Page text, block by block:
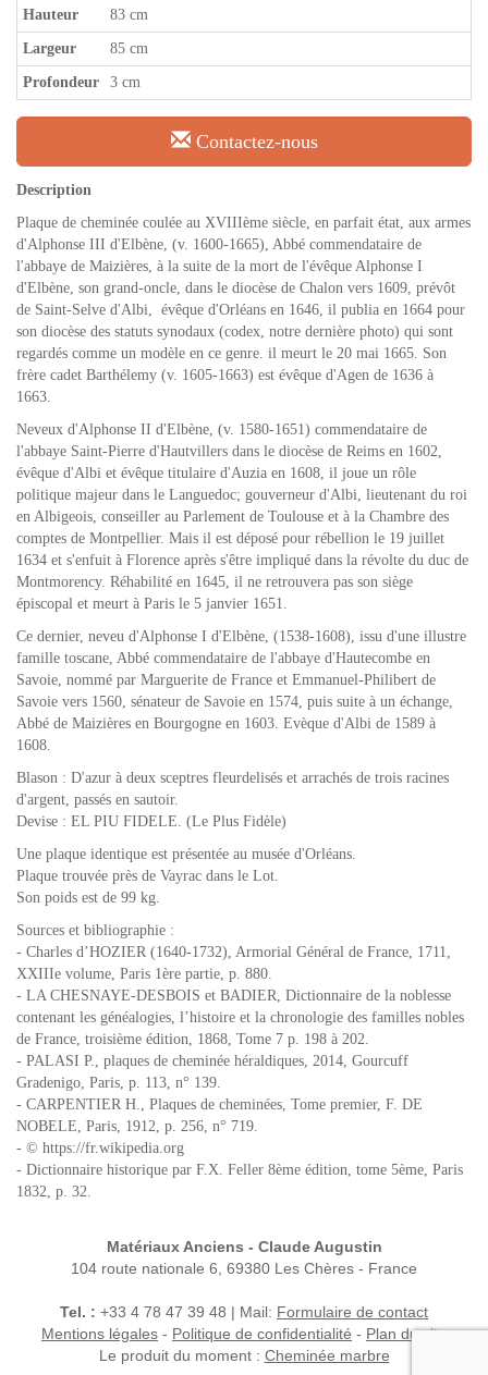
Hauteur 83 cm
Largeur 85 cm
Profondeur 3 cm
Contactez-nous
Description
Plaque de cheminée coulée au XVIIIème siècle, en parfait état, aux armes
d'Alphonse III d'Elbène, (v. 1600-1665), Abbé commendataire de
l'abbaye de Maizières, à la suite de la mort de l'évêque Alphonse I
d'Elbène, son grand-oncle, dans le diocèse de Chalon vers 1609, prévôt
de Saint-Selve d'Albi, évêque d'Orléans en 1646, il publia en 1664 pour
son diocèse des statuts synodaux (codex, notre dernière photo) qui sont
regardés comme un modèle en ce genre. il meurt le 20 mai 1665. Son
frère cadet Barthélemy (v. 1605-1663) est évêque d'Agen de 1636 à
1663.
Neveux d'Alphonse II d'Elbène, (v. 1580-1651) commendataire de
l'abbaye Saint-Pierre d'Hautvillers dans le diocèse de Reims en 1602,
évêque d'Albi et évêque titulaire d'Auzia en 1608, il joue un rôle
politique majeur dans le Languedoc; gouverneur d'Albi, lieutenant du roi
en Albigeois, conseiller au Parlement de Toulouse et à la Chambre des
comptes de Montpellier. Mais il est déposé pour rébellion le 19 juillet
1634 et s'enfuit à Florence après s'être impliqué dans la révolte du duc de
Montmorency. Réhabilité en 1645, il ne retrouvera pas son siège
épiscopal et meurt à Paris le 5 janvier 1651.
Ce dernier, neveu d'Alphonse I d'Elbène, (1538-1608), issu d'une illustre
famille toscane, Abbé commendataire de l'abbaye d'Hautecombe en
Savoie, nommé par Marguerite de France et Emmanuel-Philibert de
Savoie vers 1560, sénateur de Savoie en 1574, puis suite à un échange,
Abbé de Maizières en Bourgogne en 1603. Evèque d'Albi de 1589 à
1608.
Blason : D'azur à deux sceptres fleurdelisés et arrachés de trois racines
d'argent, passés en sautoir.
Devise : EL PIU FIDELE. (Le Plus Fidèle)
Une plaque identique est présentée au musée d'Orléans.
Plaque trouvée près de Vayrac dans le Lot.
Son poids est de 99 kg.
Sources et bibliographie :
- Charles d’HOZIER (1640-1732), Armorial Général de France, 1711,
XXIIIe volume, Paris 1ère partie, p. 880.
- LA CHESNAYE-DESBOIS et BADIER, Dictionnaire de la noblesse
contenant les généalogies, l’histoire et la chronologie des familles nobles
de France, troisième édition, 1868, Tome 7 p. 198 à 202.
- PALASI P., plaques de cheminée héraldiques, 2014, Gourcuff
Gradenigo, Paris, p. 113, n° 139.
- CARPENTIER H., Plaques de cheminées, Tome premier, F. DE
NOBELE, Paris, 1912, p. 256, n° 719.
- © https://fr.wikipedia.org
- Dictionnaire historique par F.X. Feller 8ème édition, tome 5ème, Paris
1832, p. 32.
Matériaux Anciens - Claude Augustin
104 route nationale 6, 69380 Les Chères - France
Tel. : +33 4 78 47 39 48 | Mail: Formulaire de contact
Mentions légales - Politique de confidentialité - Plan du site
Le produit du moment : Cheminée marbre